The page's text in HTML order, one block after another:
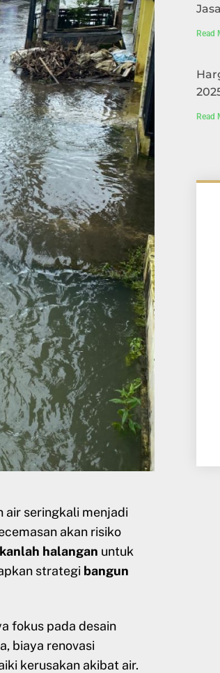
air seringkali menjadi
akan risiko
halangan untuk
strategi bangun
fokus pada desain
biaya renovasi
kerusakan akibat air.
Read
Read